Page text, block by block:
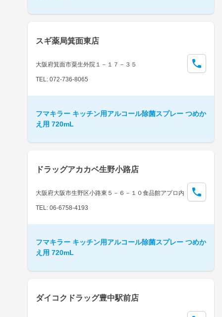
スギ薬局箕面東店
大阪府箕面市粟生外院１－１７－３５
TEL: 072-736-8065
フマキラー キッチン用アルコール除菌スプレー つめか
え用 720mL
ドラッグアカカベ生野小路店
大阪府大阪市生野区小路東５－６－１０食品館アプロ内
TEL: 06-6758-4193
フマキラー キッチン用アルコール除菌スプレー つめか
え用 720mL
ダイコクドラッグ豊中駅前店